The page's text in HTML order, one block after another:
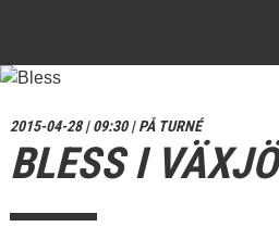
2015-04-28 | 09:30 | PÅ TURNÉ
BLESS I VÄXJÖ